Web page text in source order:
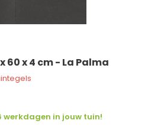
60 x 4 cm - La Palma
werkdagen in jouw tuin!